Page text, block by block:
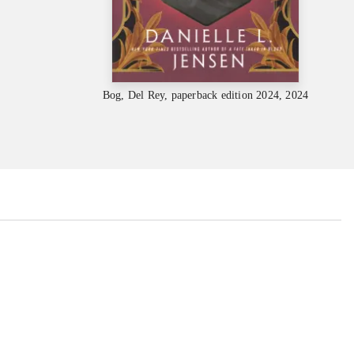
Bog, Del Rey, paperback edition 2024, 2024